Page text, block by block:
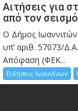
Αιτήσεις για
από τον
Ο Δήμος Ιωαννιτών
υπ’ αριθ. 57073/
Απόφαση (ΦΕΚ...
Ειδήσεις Ιωαννίνων